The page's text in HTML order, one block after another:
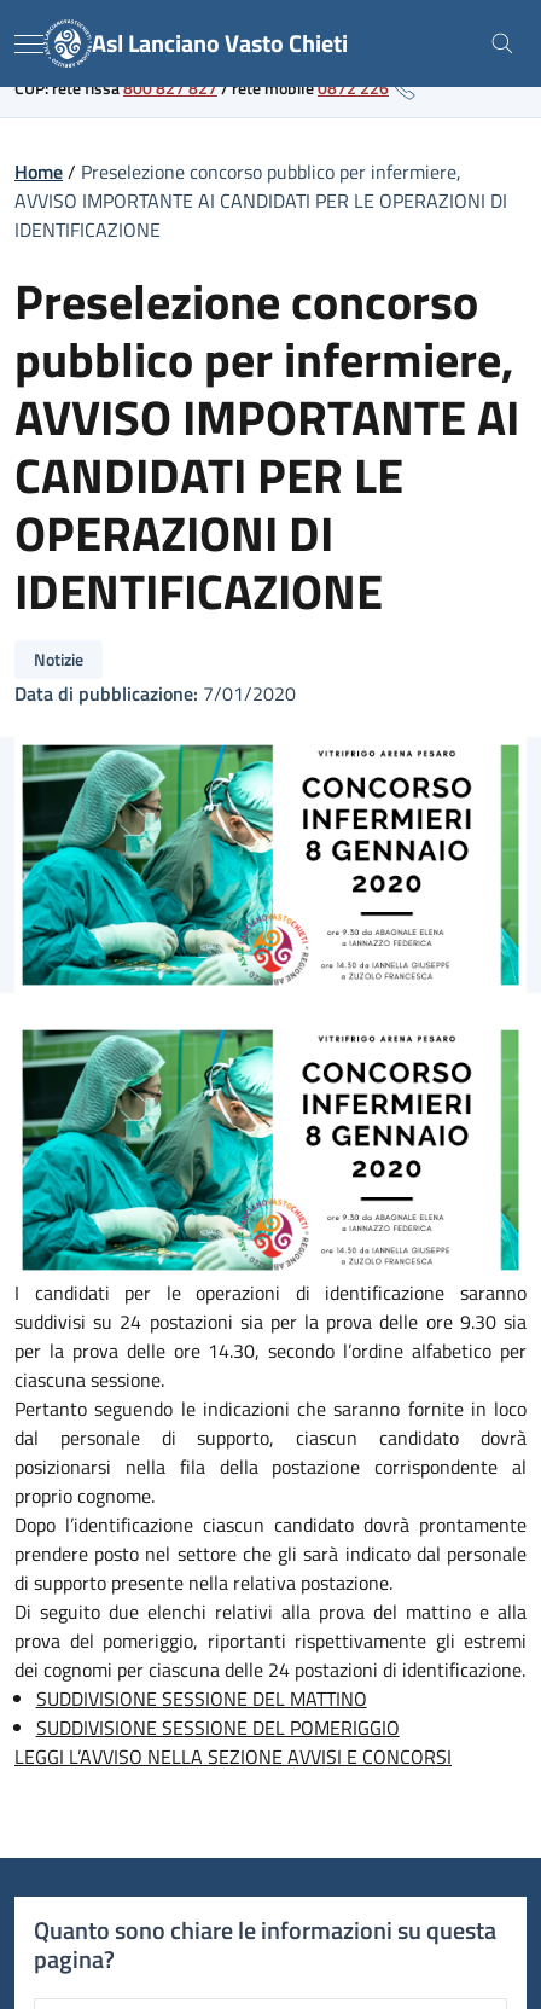
to
content
Link al portale sanitario regionale
Menu Asl Lanciano Vasto Chieti
CUP: rete fissa800 827 827/rete mobile0872 226
Home/ Preselezione concorso pubblico per infermiere,
AVVISO IMPORTANTE AI CANDIDATI PER LE OPERAZIONI DI
IDENTIFICAZIONE
Preselezione concorso
pubblico per infermiere,
AVVISO IMPORTANTE AI
CANDIDATI PER LE
OPERAZIONI DI
IDENTIFICAZIONE
Notizie
Data di pubblicazione: 7/01/2020
I candidati per le operazioni di identificazione saranno
suddivisi su 24 postazioni sia per la prova delle ore 9.30 sia
per la prova delle ore 14.30, secondo l’ordine alfabetico per
ciascuna sessione.
Pertanto seguendo le indicazioni che saranno fornite in loco
dal personale di supporto, ciascun candidato dovrà
posizionarsi nella fila della postazione corrispondente al
proprio cognome.
Dopo l’identificazione ciascun candidato dovrà prontamente
prendere posto nel settore che gli sarà indicato dal personale
di supporto presente nella relativa postazione.
Di seguito due elenchi relativi alla prova del mattino e alla
prova del pomeriggio, riportanti rispettivamente gli estremi
dei cognomi per ciascuna delle 24 postazioni di identificazione.
SUDDIVISIONE SESSIONE DEL MATTINO
SUDDIVISIONE SESSIONE DEL POMERIGGIO
LEGGI L’AVVISO NELLA SEZIONE AVVISI E CONCORSI
Quanto sono chiare le informazioni su questa
pagina?